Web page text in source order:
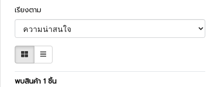
เรียงตาม
พบสินค้า 1 ชิ้น